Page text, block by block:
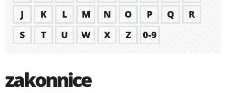
J
K L M N O P Q
R
S
T U W X Z 0-9
zakonnice